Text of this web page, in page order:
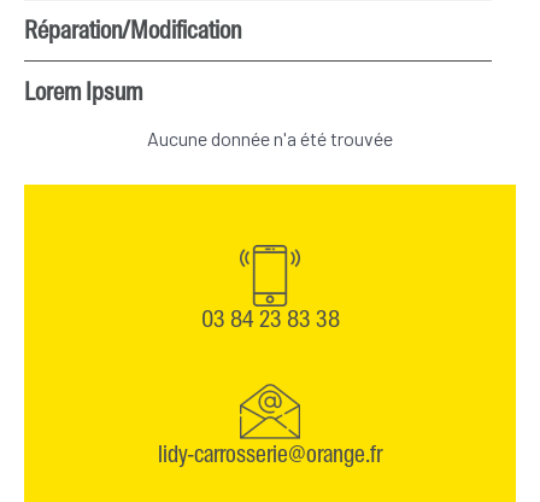
Réparation/Modification
Lorem Ipsum
Aucune donnée n'a été trouvée
03 84 23 83 38
lidy-carrosserie@orange.fr